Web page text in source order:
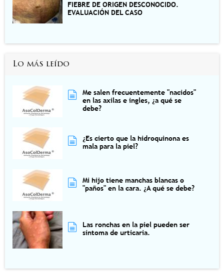
FIEBRE DE ORIGEN DESCONOCIDO.
EVALUACIÓN DEL CASO
Lo más leído
Me salen frecuentemente "nacidos"
en las axilas e ingles, ¿a qué se
debe?
¿Es cierto que la hidroquinona es
mala para la piel?
Mi hijo tiene manchas blancas o
"paños" en la cara. ¿A qué se debe?
Las ronchas en la piel pueden ser
síntoma de urticaria.